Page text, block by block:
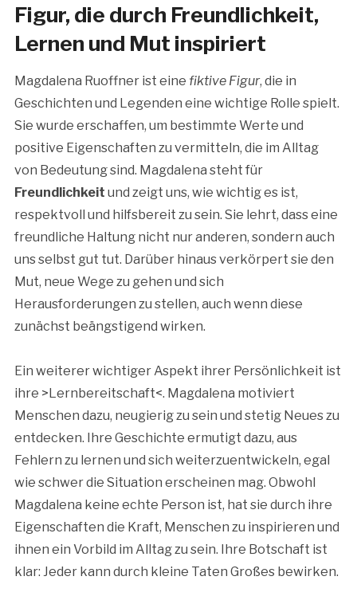
Figur, die durch Freundlichkeit,
Lernen und Mut inspiriert
Magdalena Ruoffner ist eine fiktive Figur, die in
Geschichten und Legenden eine wichtige Rolle spielt.
Sie wurde erschaffen, um bestimmte Werte und
positive Eigenschaften zu vermitteln, die im Alltag
von Bedeutung sind. Magdalena steht für
Freundlichkeit und zeigt uns, wie wichtig es ist,
respektvoll und hilfsbereit zu sein. Sie lehrt, dass eine
freundliche Haltung nicht nur anderen, sondern auch
uns selbst gut tut. Darüber hinaus verkörpert sie den
Mut, neue Wege zu gehen und sich
Herausforderungen zu stellen, auch wenn diese
zunächst beängstigend wirken.
Ein weiterer wichtiger Aspekt ihrer Persönlichkeit ist
ihre >Lernbereitschaft<. Magdalena motiviert
Menschen dazu, neugierig zu sein und stetig Neues zu
entdecken. Ihre Geschichte ermutigt dazu, aus
Fehlern zu lernen und sich weiterzuentwickeln, egal
wie schwer die Situation erscheinen mag. Obwohl
Magdalena keine echte Person ist, hat sie durch ihre
Eigenschaften die Kraft, Menschen zu inspirieren und
ihnen ein Vorbild im Alltag zu sein. Ihre Botschaft ist
klar: Jeder kann durch kleine Taten Großes bewirken.